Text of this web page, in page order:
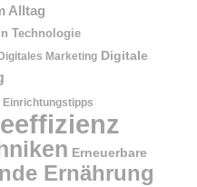
Alltag
Technologie
Digitales Marketing Digitale
Einrichtungstipps
Erneuerbare
Ernährung